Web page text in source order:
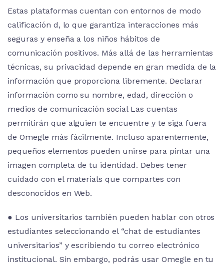
Estas plataformas cuentan con entornos de modo
calificación d, lo que garantiza interacciones más
seguras y enseña a los niños hábitos de
comunicación positivos. Más allá de las herramientas
técnicas, su privacidad depende en gran medida de la
información que proporciona libremente. Declarar
información como su nombre, edad, dirección o
medios de comunicación social Las cuentas
permitirán que alguien te encuentre y te siga fuera
de Omegle más fácilmente. Incluso aparentemente,
pequeños elementos pueden unirse para pintar una
imagen completa de tu identidad. Debes tener
cuidado con el materials que compartes con
desconocidos en Web.
● Los universitarios también pueden hablar con otros
estudiantes seleccionando el “chat de estudiantes
universitarios” y escribiendo tu correo electrónico
institucional. Sin embargo, podrás usar Omegle en tu